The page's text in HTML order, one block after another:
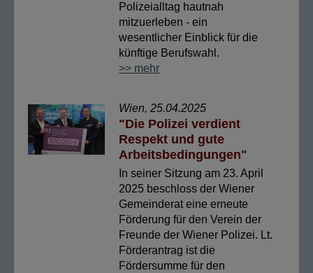
Polizeialltag hautnah
mitzuerleben - ein
wesentlicher Einblick für die
künftige Berufswahl.
>> mehr
Wien, 25.04.2025
"Die Polizei verdient
Respekt und gute
Arbeitsbedingungen"
In seiner Sitzung am 23. April
2025 beschloss der Wiener
Gemeinderat eine erneute
Förderung für den Verein der
Freunde der Wiener Polizei. Lt.
Förderantrag ist die
Fördersumme für den